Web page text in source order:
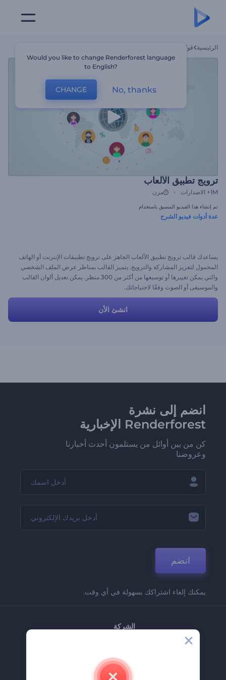
الرئيسية قوالب
ترويج تطبيق الألعاب
1M+ الاصدارات مرن
تم إنشاء هذا الفيديو المسبق باستخدام
عدة أدوات فيديو الشرح
يساعدك قالب ترويج تطبيق الألعاب الجاهز على ترويج تطبيقات الإنترنت أو الهاتف
المحمول لتعزيز المشاركة والترويج. يتميز القالب بمناظر عرض الملف الشخصي
والتي يمكن تغييرها أو توسيعها من أكثر من 300 منظر. يمكن تعديل ألوان القالب
والموسيقى أو الصوت وفقًا لاحتياجاتك.
انشئ الأن
انضم إلى نشرة
Renderforest الإخبارية
كن من بين أوائل من يستلمون أحدث أخبارنا
وعروضنا
انضم
يمكنك إلغاء اشتراكك بسهولة في أي وقت.
الشركة
اتصل بنا
وظائف
Would you like to change Renderforest language
to English?
CHANGE No, thanks